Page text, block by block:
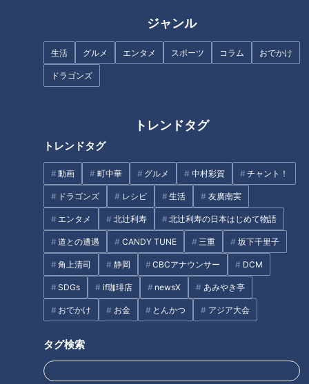
ジャンル
生活 グルメ エンタメ スポーツ コラム おでかけ
ドラゴンズ
トレンドタグ
トレンドタグ
動画 町中華 グルメ 中村彩賀 チャント！
ドラゴンズ レシピ 生活 友廣南実
エンタメ 北辻利寿 北辻利寿の日本はじめて物語
道との遭遇 CANDY TUNE 三重 坂下千里子
角上清司 静岡 CBCアナウンサー DCM
SDGs if珈琲店 newsX あみやき亭
おでかけ お金 とんかつ アジア大会
タグ検索
車を安く買えて、高く売れる？
ドキュメンタリー WEB限定
オススメ関連コンテンツ
15秒に１回の奇声…難病“トゥレ
ット症”がつないだ子供たちとの
ト症の配達員 1年間の取材【総
集編】